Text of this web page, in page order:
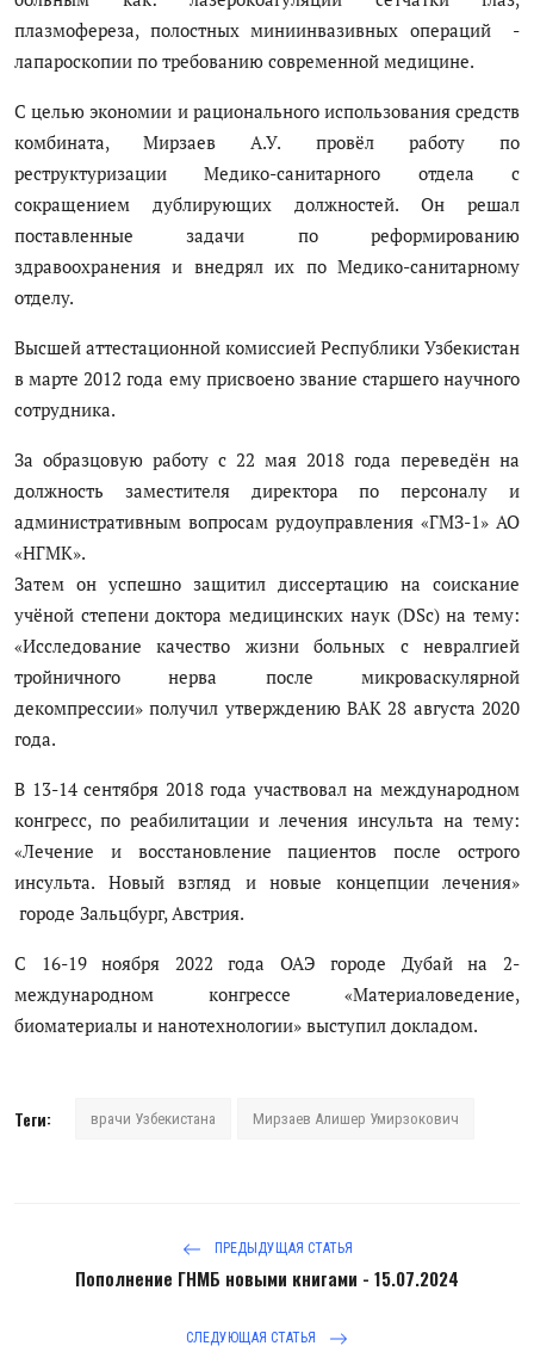
плазмофереза, полостных миниинвазивных операций -
лапароскопии по требованию современной медицине.
С целью экономии и рационального использования средств
комбината, Мирзаев А.У. провёл работу по
реструктуризации Медико-санитарного отдела с
сокращением дублирующих должностей. Он решал
поставленные задачи по реформированию
здравоохранения и внедрял их по Медико-санитарному
отделу.
Высшей аттестационной комиссией Республики Узбекистан
в марте 2012 года ему присвоено звание старшего научного
сотрудника.
За образцовую работу с 22 мая 2018 года переведён на
должность заместителя директора по персоналу и
административным вопросам рудоуправления «ГМЗ-1» АО
«НГМК».
Затем он успешно защитил диссертацию на соискание
учёной степени доктора медицинских наук (DSc) на тему:
«Исследование качество жизни больных с невралгией
тройничного нерва после микроваскулярной
декомпрессии» получил утверждению ВАК 28 августа 2020
года.
В 13-14 сентября 2018 года участвовал на международном
конгресс, по реабилитации и лечения инсульта на тему:
«Лечение и восстановление пациентов после острого
инсульта. Новый взгляд и новые концепции лечения»
городе Зальцбург, Австрия.
С 16-19 ноября 2022 года ОАЭ городе Дубай на 2-
международном конгрессе «Материаловедение,
биоматериалы и нанотехнологии» выступил докладом.
Теги: врачи Узбекистана Мирзаев Алишер Умирзокович
ПРЕДЫДУЩАЯ СТАТЬЯ
Пополнение ГНМБ новыми книгами - 15.07.2024
СЛЕДУЮЩАЯ СТАТЬЯ